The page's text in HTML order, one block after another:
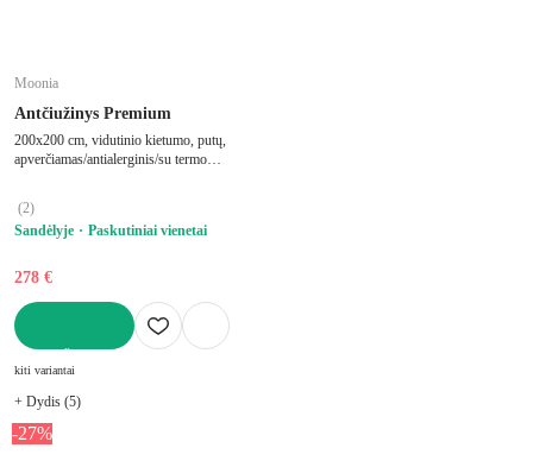
Moonia
Antčiužinys Premium
200x200 cm, vidutinio kietumo, putų,
apverčiamas/antialerginis/su termo
(2)
Sandėlyje
Paskutiniai vienetai
278 €
kiti variantai
+ Dydis (5)
-27%